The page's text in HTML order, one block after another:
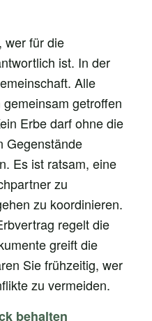
wer für die
ist. In der
Alle
getroffen
Erbe darf ohne die
Gegenstände
Es ist ratsam, eine
zu
zu koordinieren.
regelt die
greift die
Sie frühzeitig, wer
zu vermeiden.
behalten